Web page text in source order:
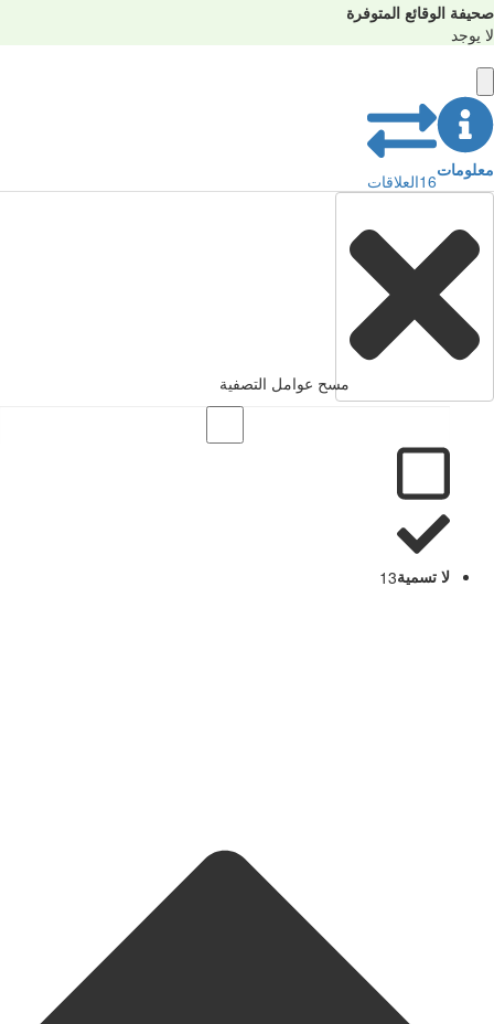
صحيفة الوقائع المتوفرة
لا يوجد
معلومات
16العلاقات
مسح عوامل التصفية
لا تسمية13